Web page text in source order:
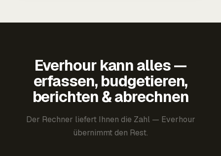
Everhour kann alles —
erfassen, budgetieren,
berichten & abrechnen
Der Rechner liefert Ihnen die Zahl — Everhour
übernimmt den Rest.